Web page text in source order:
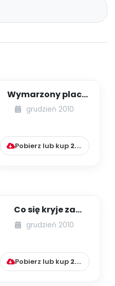
Wymarzony plac
zabaw (scenariusz
spotkania z
grudzień 2010
Pobierz lub kup 2.99 zł
Co się kryje za
naszymi
zabawkami?
grudzień 2010
Pobierz lub kup 2.99 zł